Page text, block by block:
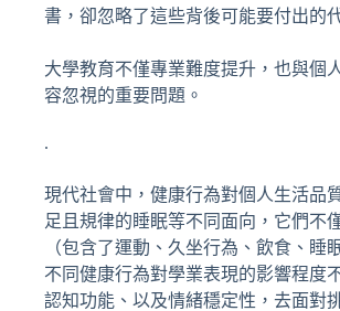
書，卻忽略了這些背後可能要付出的
大學教育不僅專業難度提升，也與個
容忽視的重要問題。
.
現代社會中，健康行為對個人生活品
足且規律的睡眠等不同面向，它們不
（包含了運動、久坐行為、飲食、
不同健康行為對學業表現的影響程度
認知功能、以及情緒穩定性，去面對